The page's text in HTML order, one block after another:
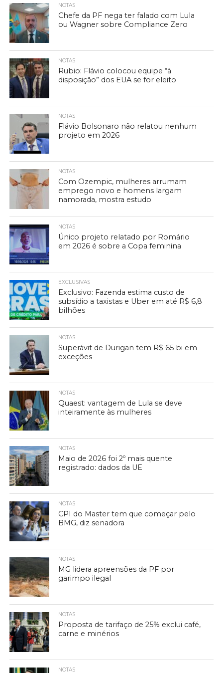
NOTAS
Chefe da PF nega ter falado com Lula
ou Wagner sobre Compliance Zero
NOTAS
Rubio: Flávio colocou equipe “à
disposição” dos EUA se for eleito
NOTAS
Flávio Bolsonaro não relatou nenhum
projeto em 2026
NOTAS
Com Ozempic, mulheres arrumam
emprego novo e homens largam
namorada, mostra estudo
NOTAS
Único projeto relatado por Romário
em 2026 é sobre a Copa feminina
EXCLUSIVAS
Exclusivo: Fazenda estima custo de
subsídio a taxistas e Uber em até R$ 6,8
bilhões
NOTAS
Superávit de Durigan tem R$ 65 bi em
exceções
NOTAS
Quaest: vantagem de Lula se deve
inteiramente às mulheres
NOTAS
Maio de 2026 foi 2º mais quente
registrado: dados da UE
NOTAS
CPI do Master tem que começar pelo
BMG, diz senadora
NOTAS
MG lidera apreensões da PF por
garimpo ilegal
NOTAS
Proposta de tarifaço de 25% exclui café,
carne e minérios
NOTAS